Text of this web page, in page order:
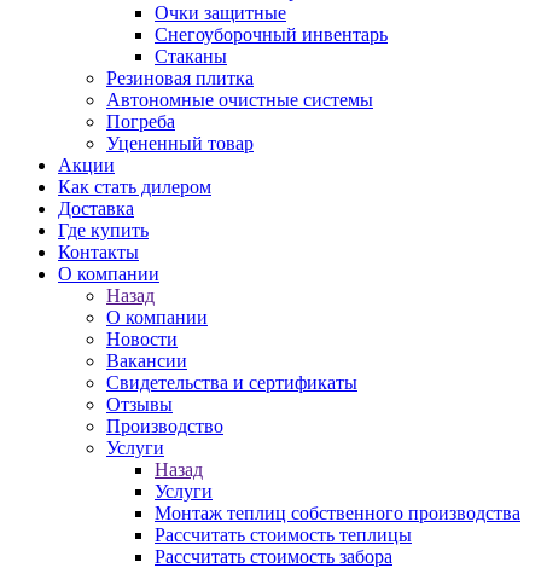
Очки защитные
Снегоуборочный инвентарь
Стаканы
Резиновая плитка
Автономные очистные системы
Погреба
Уцененный товар
Акции
Как стать дилером
Доставка
Где купить
Контакты
О компании
Назад
О компании
Новости
Вакансии
Свидетельства и сертификаты
Отзывы
Производство
Услуги
Назад
Услуги
Монтаж теплиц собственного производства
Рассчитать стоимость теплицы
Рассчитать стоимость забора